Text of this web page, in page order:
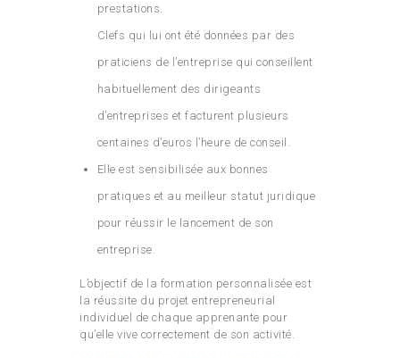
prestations.
Clefs qui lui ont été données par des
praticiens de l’entreprise qui conseillent
habituellement des dirigeants
d’entreprises et facturent plusieurs
centaines d’euros l’heure de conseil.
Elle est sensibilisée aux bonnes
pratiques et au meilleur statut juridique
pour réussir le lancement de son
entreprise.
L’objectif de la formation personnalisée est
la réussite du projet entrepreneurial
individuel de chaque apprenante pour
qu’elle vive correctement de son activité.